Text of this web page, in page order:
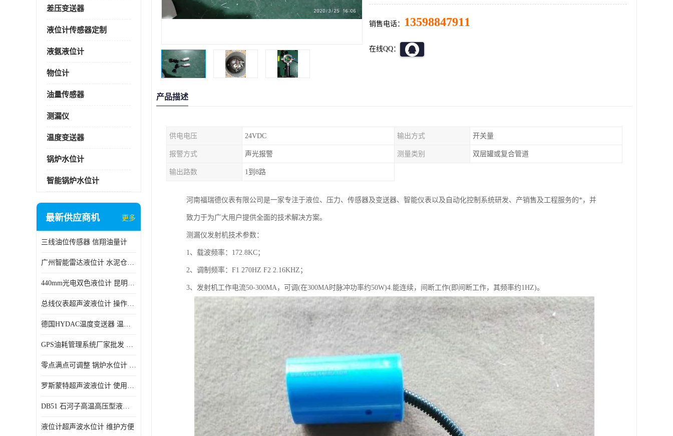
差压变送器
液位计传感器定制
液氨液位计
物位计
油量传感器
测漏仪
温度变送器
锅炉水位计
智能锅炉水位计
最新供应商机 更多
三线油位传感器 信翔油量计
广州智能雷达液位计 水泥仓料位
440mm光电双色液位计 昆明锅炉汽包用光电液位计
总线仪表超声波液位计 操作简单
德国HYDAC温度变送器 温度变送器工作原理 市场性价比优
GPS油耗管理系统厂家批发 CR-606 汽车油位传感器故障
零点满点可调整 锅炉水位计 太原智能锅炉汽包液位计生产厂家
罗斯蒙特超声波液位计 使用寿命长
DB51 石河子高温高压型液位变送器 性能稳定
液位计超声波水位计 维护方便
销售电话： 13598847911
在线QQ：
产品描述
供电电压 24VDC 输出方式 开关量
报警方式 声光报警 测量类别 双层罐或复合管道
输出路数 1到8路
河南福瑞德仪表有限公司是一家专注于液位、压力、传感器及变送器、智能仪表以及自动化控制系统研发、产销售及工程服务的*，并
致力于为广大用户提供全面的技术解决方案。
测漏仪发射机技术参数：
1、载波频率：172.8KC；
2、调制频率：F1 270HZ F2 2.16KHZ；
3、发射机工作电流50-300MA，可调(在300MA时脉冲功率约50W)4.能连续，间断工作(即间断工作，其频率约1HZ)。